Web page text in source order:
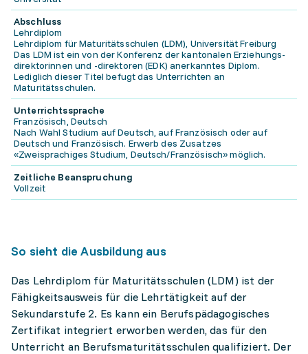
Abschluss
Lehrdiplom
Lehrdiplom für Maturitätsschulen (LDM), Universität Freiburg
Das LDM ist ein von der Konferenz der kantonalen Erziehungs-
direktorinnen und -direktoren (EDK) anerkanntes Diplom.
Lediglich dieser Titel befugt das Unterrichten an
Maturitätsschulen.
Unterrichtssprache
Französisch, Deutsch
Nach Wahl Studium auf Deutsch, auf Französisch oder auf
Deutsch und Französisch. Erwerb des Zusatzes
«Zweisprachiges Studium, Deutsch/Französisch» möglich.
Zeitliche Beanspruchung
Vollzeit
So sieht die Ausbildung aus
Das Lehrdiplom für Maturitätsschulen (LDM) ist der
Fähigkeitsausweis für die Lehrtätigkeit auf der
Sekundarstufe 2. Es kann ein Berufspädagogisches
Zertifikat integriert erworben werden, das für den
Unterricht an Berufsmaturitätsschulen qualifiziert. Der